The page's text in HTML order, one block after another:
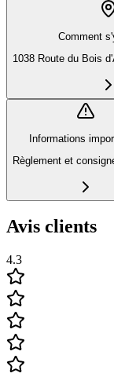
Comment
1038 Route du Bois
Informations
Règlement et
Avis clients
4.3